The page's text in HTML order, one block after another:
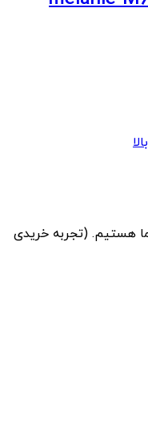
شما هستیم. (تجربه خریدی